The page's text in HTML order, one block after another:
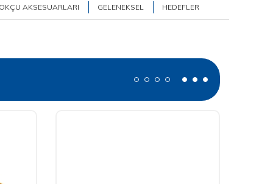
AKSESUARLARI GELENEKSEL HEDEFLER